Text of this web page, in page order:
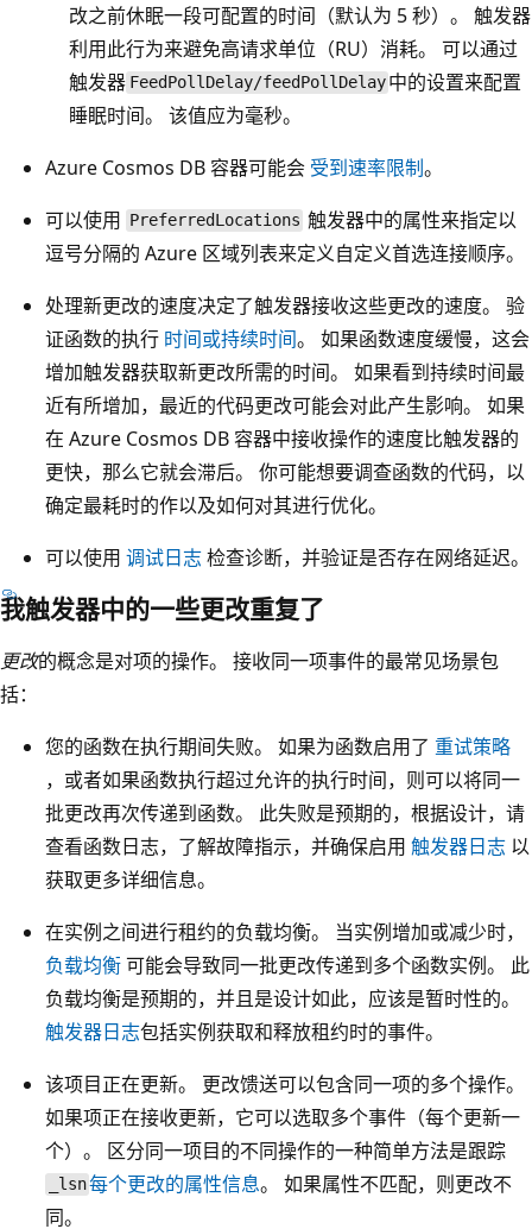
改之前休眠一段可配置的时间（默认为 5 秒）。 触发器
利用此行为来避免高请求单位（RU）消耗。 可以通过
触发器 FeedPollDelay/feedPollDelay 中的设置来配置
睡眠时间。 该值应为毫秒。
Azure Cosmos DB 容器可能会 受到速率限制。
可以使用 PreferredLocations 触发器中的属性来指定以
逗号分隔的 Azure 区域列表来定义自定义首选连接顺序。
处理新更改的速度决定了触发器接收这些更改的速度。 验
证函数的执行 时间或持续时间。 如果函数速度缓慢，这会
增加触发器获取新更改所需的时间。 如果看到持续时间最
近有所增加，最近的代码更改可能会对此产生影响。 如果
在 Azure Cosmos DB 容器中接收操作的速度比触发器的
更快，那么它就会滞后。 你可能想要调查函数的代码，以
确定最耗时的作以及如何对其进行优化。
可以使用 调试日志检查诊断，并验证是否存在网络延迟。
我触发器中的一些更改重复了
更改的概念是对项的操作。 接收同一项事件的最常见场景包
括：
您的函数在执行期间失败。 如果为函数启用了 重试策略
，或者如果函数执行超过允许的执行时间，则可以将同一
批更改再次传递到函数。 此失败是预期的，根据设计，请
查看函数日志，了解故障指示，并确保启用 触发器日志 以
获取更多详细信息。
在实例之间进行租约的负载均衡。 当实例增加或减少时，
负载均衡可能会导致同一批更改传递到多个函数实例。 此
负载均衡是预期的，并且是设计如此，应该是暂时性的。
触发器日志包括实例获取和释放租约时的事件。
该项目正在更新。 更改馈送可以包含同一项的多个操作。
如果项正在接收更新，它可以选取多个事件（每个更新一
个）。 区分同一项目的不同操作的一种简单方法是跟踪
_lsn每个更改的属性信息。 如果属性不匹配，则更改不
同。